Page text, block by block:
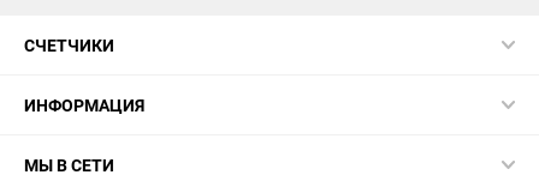
СЧЕТЧИКИ
ИНФОРМАЦИЯ
МЫ В СЕТИ